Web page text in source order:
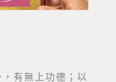
有無上功德；以